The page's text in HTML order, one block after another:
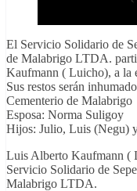
El Servicio Solidario de
de Malabrigo LTDA.
Kaufmann ( Luicho), a la
Sus restos serán
Cementerio de Malabrigo
Esposa: Norma Suligoy
Hijos: Julio, Luis (Negu)
Luis Alberto Kaufmann (
Servicio Solidario de
Malabrigo LTDA.